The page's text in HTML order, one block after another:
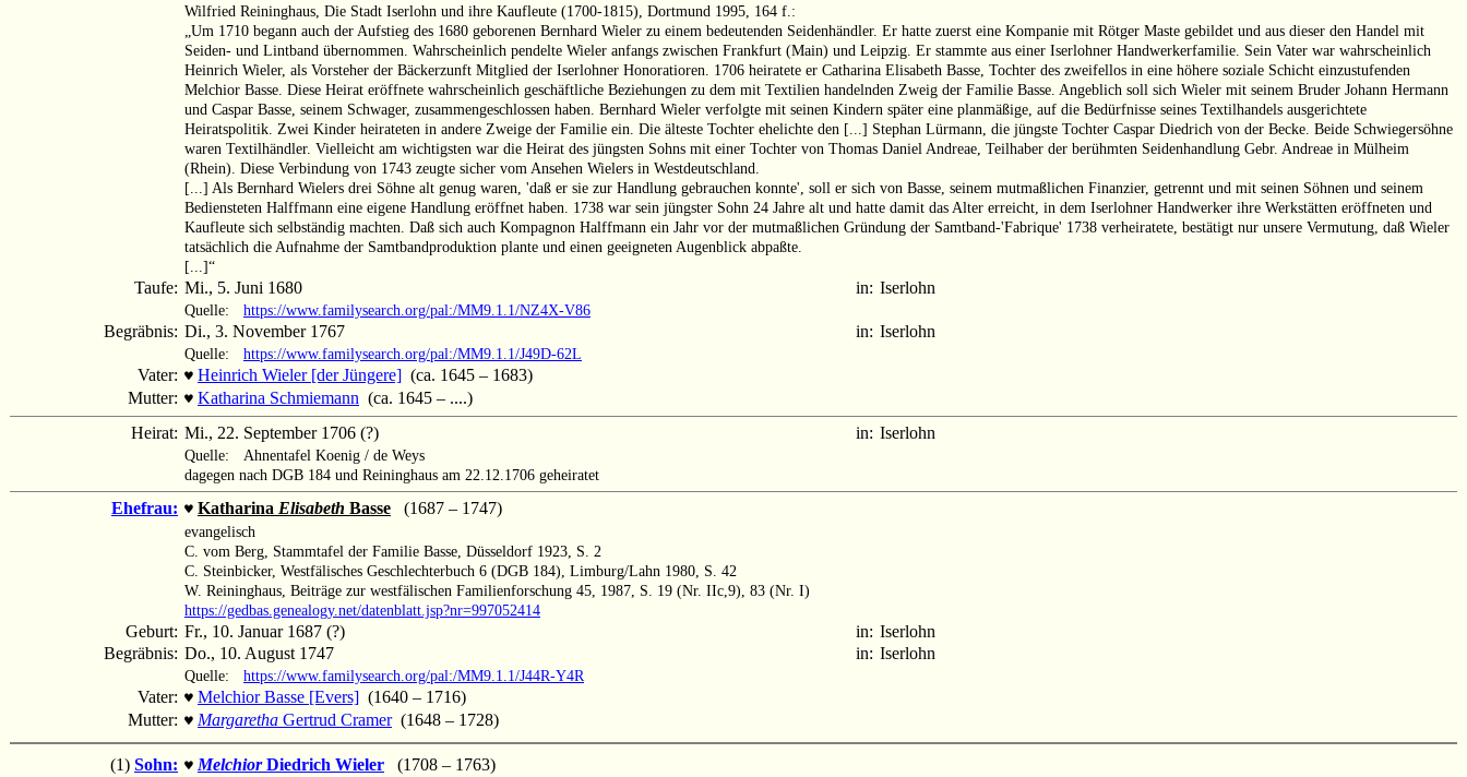
Wilfried Reininghaus, Die Stadt Iserlohn und ihre Kaufleute (1700-1815), Dortmund 1995, 164 f.:
„Um 1710 begann auch der Aufstieg des 1680 geborenen Bernhard Wieler zu einem bedeutenden Seidenhändler. Er hatte zuerst eine Kompanie mit Rötger Maste gebildet und aus dieser den Handel mit
Seiden- und Lintband übernommen. Wahrscheinlich pendelte Wieler anfangs zwischen Frankfurt (Main) und Leipzig. Er stammte aus einer Iserlohner Handwerkerfamilie. Sein Vater war wahrscheinlich
Heinrich Wieler, als Vorsteher der Bäckerzunft Mitglied der Iserlohner Honoratioren. 1706 heiratete er Catharina Elisabeth Basse, Tochter des zweifellos in eine höhere soziale Schicht einzustufenden
Melchior Basse. Diese Heirat eröffnete wahrscheinlich geschäftliche Beziehungen zu dem mit Textilien handelnden Zweig der Familie Basse. Angeblich soll sich Wieler mit seinem Bruder Johann Hermann
und Caspar Basse, seinem Schwager, zusammengeschlossen haben. Bernhard Wieler verfolgte mit seinen Kindern später eine planmäßige, auf die Bedürfnisse seines Textilhandels ausgerichtete
Heiratspolitik. Zwei Kinder heirateten in andere Zweige der Familie ein. Die älteste Tochter ehelichte den [...] Stephan Lürmann, die jüngste Tochter Caspar Diedrich von der Becke. Beide Schwiegersöhne
waren Textilhändler. Vielleicht am wichtigsten war die Heirat des jüngsten Sohns mit einer Tochter von Thomas Daniel Andreae, Teilhaber der berühmten Seidenhandlung Gebr. Andreae in Mülheim
(Rhein). Diese Verbindung von 1743 zeugte sicher vom Ansehen Wielers in Westdeutschland.
[...] Als Bernhard Wielers drei Söhne alt genug waren, 'daß er sie zur Handlung gebrauchen konnte', soll er sich von Basse, seinem mutmaßlichen Finanzier, getrennt und mit seinen Söhnen und seinem
Bediensteten Halffmann eine eigene Handlung eröffnet haben. 1738 war sein jüngster Sohn 24 Jahre alt und hatte damit das Alter erreicht, in dem Iserlohner Handwerker ihre Werkstätten eröffneten und
Kaufleute sich selbständig machten. Daß sich auch Kompagnon Halffmann ein Jahr vor der mutmaßlichen Gründung der Samtband-'Fabrique' 1738 verheiratete, bestätigt nur unsere Vermutung, daß Wieler
tatsächlich die Aufnahme der Samtbandproduktion plante und einen geeigneten Augenblick abpaßte.
[...]“
Taufe: Mi., 5. Juni 1680 in: Iserlohn
Quelle: https://www.familysearch.org/pal:/MM9.1.1/NZ4X-V86
Begräbnis: Di., 3. November 1767 in: Iserlohn
Quelle: https://www.familysearch.org/pal:/MM9.1.1/J49D-62L
Vater: ♥ Heinrich Wieler [der Jüngere] (ca. 1645 – 1683)
Mutter: ♥ Katharina Schmiemann (ca. 1645 – ....)
Heirat: Mi., 22. September 1706 (?) in: Iserlohn
Quelle:
Ahnentafel Koenig / de Weys
dagegen nach DGB 184 und Reininghaus am 22.12.1706 geheiratet
Ehefrau: ♥ Katharina Elisabeth Basse (1687 – 1747)
evangelisch
C. vom Berg, Stammtafel der Familie Basse, Düsseldorf 1923, S. 2
C. Steinbicker, Westfälisches Geschlechterbuch 6 (DGB 184), Limburg/Lahn 1980, S. 42
W. Reininghaus, Beiträge zur westfälischen Familienforschung 45, 1987, S. 19 (Nr. IIc,9), 83 (Nr. I)
https://gedbas.genealogy.net/datenblatt.jsp?nr=997052414
Geburt: Fr., 10. Januar 1687 (?) in: Iserlohn
Begräbnis: Do., 10. August 1747 in: Iserlohn
Quelle: https://www.familysearch.org/pal:/MM9.1.1/J44R-Y4R
Vater: ♥ Melchior Basse [Evers] (1640 – 1716)
Mutter: ♥ Margaretha Gertrud Cramer(1648 – 1728)
(1) Sohn: ♥ MelchiorDiedrich Wieler (1708 – 1763)